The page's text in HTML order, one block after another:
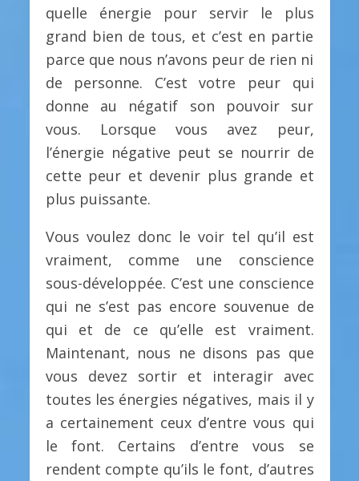
quelle énergie pour servir le plus
grand bien de tous, et c’est en partie
parce que nous n’avons peur de rien ni
de personne. C’est votre peur qui
donne au négatif son pouvoir sur
vous. Lorsque vous avez peur,
l’énergie négative peut se nourrir de
cette peur et devenir plus grande et
plus puissante.
Vous voulez donc le voir tel qu’il est
vraiment, comme une conscience
sous-développée. C’est une conscience
qui ne s’est pas encore souvenue de
qui et de ce qu’elle est vraiment.
Maintenant, nous ne disons pas que
vous devez sortir et interagir avec
toutes les énergies négatives, mais il y
a certainement ceux d’entre vous qui
le font. Certains d’entre vous se
rendent compte qu’ils le font, d’autres